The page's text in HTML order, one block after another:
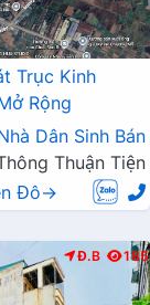
Trục Kinh
Rộng
Dân Sinh Bán
Thuận Tiện
Đô→
Đ.B 185